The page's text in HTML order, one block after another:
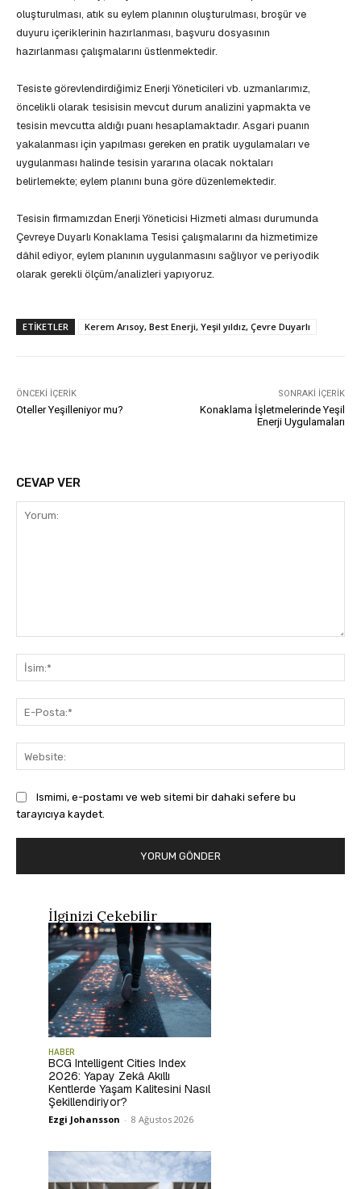
oluşturulması, atık su eylem planının oluşturulması, broşür ve
duyuru içeriklerinin hazırlanması, başvuru dosyasının
hazırlanması çalışmalarını üstlenmektedir.
Tesiste görevlendirdiğimiz Enerji Yöneticileri vb. uzmanlarımız,
öncelikli olarak tesisisin mevcut durum analizini yapmakta ve
tesisin mevcutta aldığı puanı hesaplamaktadır. Asgari puanın
yakalanması için yapılması gereken en pratik uygulamaları ve
uygulanması halinde tesisin yararına olacak noktaları
belirlemekte; eylem planını buna göre düzenlemektedir.
Tesisin firmamızdan Enerji Yöneticisi Hizmeti alması durumunda
Çevreye Duyarlı Konaklama Tesisi çalışmalarını da hizmetimize
dâhil ediyor, eylem planının uygulanmasını sağlıyor ve periyodik
olarak gerekli ölçüm/analizleri yapıyoruz.
ETIKETLER Kerem Arısoy, Best Enerji, Yeşil yıldız, Çevre Duyarlı
ÖNCEKI İÇERIK
Oteller Yeşilleniyor mu?
SONRAKI İÇERIK
Konaklama İşletmelerinde Yeşil
Enerji Uygulamaları
CEVAP VER
Ismimi, e-postamı ve web sitemi bir dahaki sefere bu
tarayıcıya kaydet.
İlginizi Çekebilir
HABER
BCG Intelligent Cities Index
2026: Yapay Zekâ Akıllı
Kentlerde Yaşam Kalitesini Nasıl
Şekillendiriyor?
Ezgi Johansson - 8 Ağustos 2026